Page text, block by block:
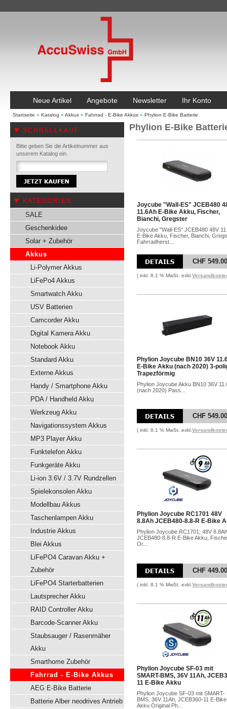
Neue Artikel Angebote Newsletter Ihr Konto
Startseite » Katalog » Akkus » Fahrrad - E-Bike Akkus » Phylion E-Bike Batterie
SCHNELLKAUF
Bitte geben Sie die Artikelnummer aus
unserem Katalog ein.
KATEGORIEN
SALE
Geschenkidee
Solar + Zubehör
Akkus
Li-Polymer Akkus
LiFePo4 Akkus
Smartwatch Akku
USV Batterien
Camcorder Akku
Digital Kamera Akku
Notebook Akku
Standard Akku
Externe Akkus
Handy / Smartphone Akku
PDA / Handheld Akku
Werkzeug Akku
Navigationssystem Akkus
MP3 Player Akku
Funktelefon Akku
Funkgeräte Akku
Li-ion 3.6V / 3.7V Rundzellen
Spielekonsolen Akku
Modellbau Akkus
Taschenlampen Akku
Industrie Akkus
Blei Akkus
LiFePO4 Caravan Akku +
Zubehör
LiFePO4 Starterbatterien
Lautsprecher Akku
RAID Controller Akku
Barcode-Scanner Akku
Staubsauger / Rasenmäher
Akku
Smarthome Zubehör
Fahrrad - E-Bike Akkus
AEG E-Bike Batterie
Batterie Alber neodrives Antrieb
Phylion E-Bike
Joycube "Wall-ES" JCEB480
11.6Ah E-Bike Akku, Fischer,
Bianchi, Gregster
Joycube "Wall-ES" JCEB480 48V
E-Bike Akku, Fischer, Bianchi,
Fahrradherst...
CHF 549.00
( inkl. 8.1 % MwSt. exkl.
Phylion Joycube BN10 36V
E-Bike Akku (nach 2020) 3-
Trapezförmig
Phylion Joycube Akku BN10 36V
(nach 2020) Pass...
CHF 549.00
( inkl. 8.1 % MwSt. exkl.
Phylion Joycube RC1701 48V
8.8Ah JCEB480-8.8-R E-Bike
Phylion Joycube RC1701, 48V
JCEB480-8.8-R E-Bike Akku,
Or...
CHF 449.00
( inkl. 8.1 % MwSt. exkl.
Phylion Joycube SF-03 mit
SMART-BMS, 36V 11Ah,
11 E-Bike Akku
Phylion Joycube SF-03 mit SMART-
BMS, 36V 11Ah, JCEB360-11 E-Bike
Akku Original Ph...